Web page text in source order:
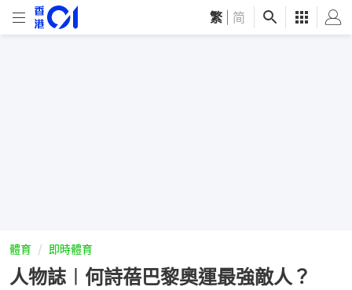
繁 简
體育 即時體育
人物誌︱何詩蓓巴黎奧運最強敵人？